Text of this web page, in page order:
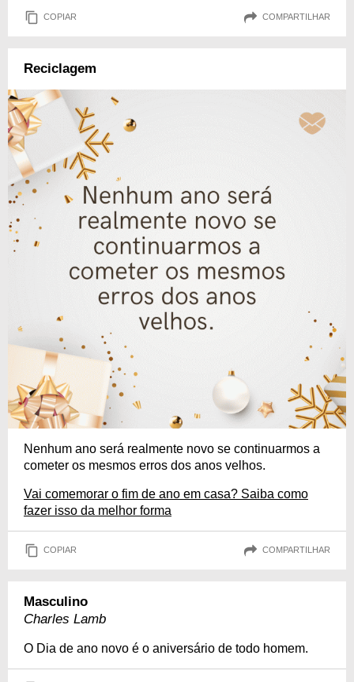
COPIAR COMPARTILHAR
Reciclagem
Nenhum ano será realmente novo se continuarmos a
cometer os mesmos erros dos anos velhos.
Vai comemorar o fim de ano em casa? Saiba como
fazer isso da melhor forma
COPIAR COMPARTILHAR
Masculino
Charles Lamb
O Dia de ano novo é o aniversário de todo homem.